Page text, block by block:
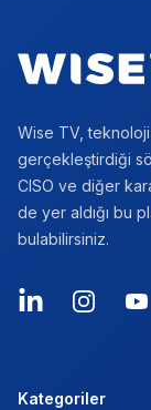
Wise TV,
gerçekleştirdiği
CISO ve diğer
de yer aldığı bu
bulabilirsiniz.
LinkedInInstagram
Kategoriler